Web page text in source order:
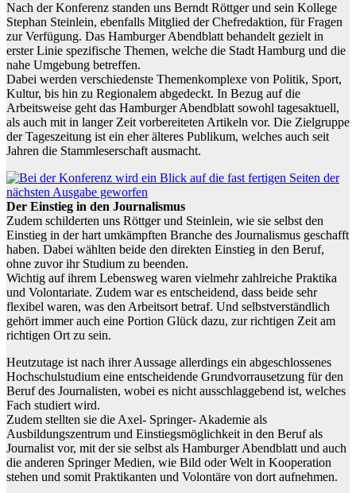
Nach der Konferenz standen uns Berndt Röttger und sein Kollege
Stephan Steinlein, ebenfalls Mitglied der Chefredaktion, für Fragen
zur Verfügung. Das Hamburger Abendblatt behandelt gezielt in
erster Linie spezifische Themen, welche die Stadt Hamburg und die
nahe Umgebung betreffen.
Dabei werden verschiedenste Themenkomplexe von Politik, Sport,
Kultur, bis hin zu Regionalem abgedeckt. In Bezug auf die
Arbeitsweise geht das Hamburger Abendblatt sowohl tagesaktuell,
als auch mit in langer Zeit vorbereiteten Artikeln vor. Die Zielgruppe
der Tageszeitung ist ein eher älteres Publikum, welches auch seit
Jahren die Stammleserschaft ausmacht.
Der Einstieg in den Journalismus
Zudem schilderten uns Röttger und Steinlein, wie sie selbst den
Einstieg in der hart umkämpften Branche des Journalismus geschafft
haben. Dabei wählten beide den direkten Einstieg in den Beruf,
ohne zuvor ihr Studium zu beenden.
Wichtig auf ihrem Lebensweg waren vielmehr zahlreiche Praktika
und Volontariate. Zudem war es entscheidend, dass beide sehr
flexibel waren, was den Arbeitsort betraf. Und selbstverständlich
gehört immer auch eine Portion Glück dazu, zur richtigen Zeit am
richtigen Ort zu sein.
Heutzutage ist nach ihrer Aussage allerdings ein abgeschlossenes
Hochschulstudium eine entscheidende Grundvorrausetzung für den
Beruf des Journalisten, wobei es nicht ausschlaggebend ist, welches
Fach studiert wird.
Zudem stellten sie die Axel- Springer- Akademie als
Ausbildungszentrum und Einstiegsmöglichkeit in den Beruf als
Journalist vor, mit der sie selbst als Hamburger Abendblatt und auch
die anderen Springer Medien, wie Bild oder Welt in Kooperation
stehen und somit Praktikanten und Volontäre von dort aufnehmen.